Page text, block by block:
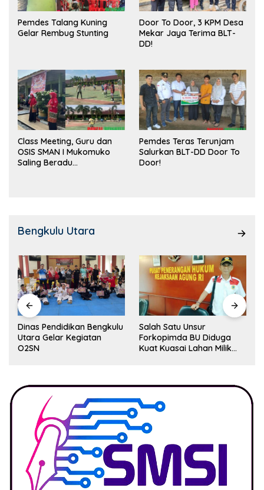
Pemdes Talang Kuning
Gelar Rembug Stunting
Door To Door, 3 KPM Desa
Mekar Jaya Terima BLT-
DD!
Class Meeting, Guru dan
OSIS SMAN I Mukomuko
Saling Beradu
Pemdes Teras Terunjam
Salurkan BLT-DD Door To
Door!
Bengkulu Utara
Dinas Pendidikan Bengkulu
Utara Gelar Kegiatan
O2SN
Salah Satu Unsur
Forkopimda BU Diduga
Kuat Kuasai Lahan Milik